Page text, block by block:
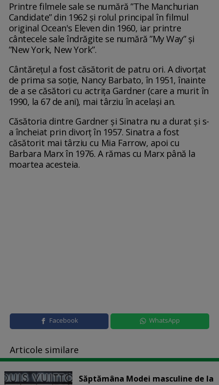
Printre filmele sale se numără ”The Manchurian
Candidate” din 1962 și rolul principal în filmul
original Ocean's Eleven din 1960, iar printre
cântecele sale îndrăgite se numără ”My Way” și
”New York, New York”.
Cântărețul a fost căsătorit de patru ori. A divorțat
de prima sa soție, Nancy Barbato, în 1951, înainte
de a se căsători cu actrița Gardner (care a murit în
1990, la 67 de ani), mai târziu în același an.
Căsătoria dintre Gardner și Sinatra nu a durat și s-
a încheiat prin divorț în 1957. Sinatra a fost
căsătorit mai târziu cu Mia Farrow, apoi cu
Barbara Marx în 1976. A rămas cu Marx până la
moartea acesteia.
Facebook WhatsApp
Articole similare
Săptămâna Modei masculine de la